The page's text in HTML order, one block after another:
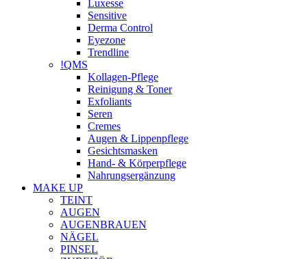
Luxesse
Sensitive
Derma Control
Eyezone
Trendline
!QMS
Kollagen-Pflege
Reinigung & Toner
Exfoliants
Seren
Cremes
Augen & Lippenpflege
Gesichtsmasken
Hand- & Körperpflege
Nahrungsergänzung
MAKE UP
TEINT
AUGEN
AUGENBRAUEN
NÄGEL
PINSEL